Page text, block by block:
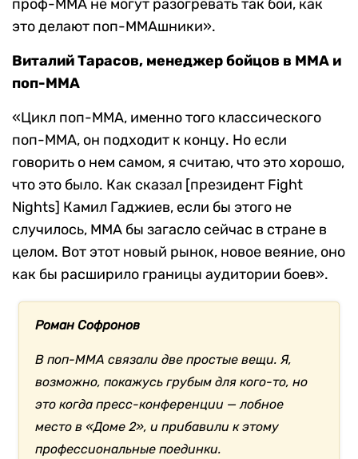
проф-ММА не могут разогревать так бои, как
это делают поп-ММАшники».
Виталий Тарасов, менеджер бойцов в MMA и
поп-MMA
«Цикл поп-ММА, именно того классического
поп-ММА, он подходит к концу. Но если
говорить о нем самом, я считаю, что это хорошо,
что это было. Как сказал [президент Fight
Nights] Камил Гаджиев, если бы этого не
случилось, ММА бы загасло сейчас в стране в
целом. Вот этот новый рынок, новое веяние, оно
как бы расширило границы аудитории боев».
Роман Софронов
В поп-ММА связали две простые вещи. Я,
возможно, покажусь грубым для кого-то, но
это когда пресс-конференции — лобное
место в «Доме 2», и прибавили к этому
профессиональные поединки.